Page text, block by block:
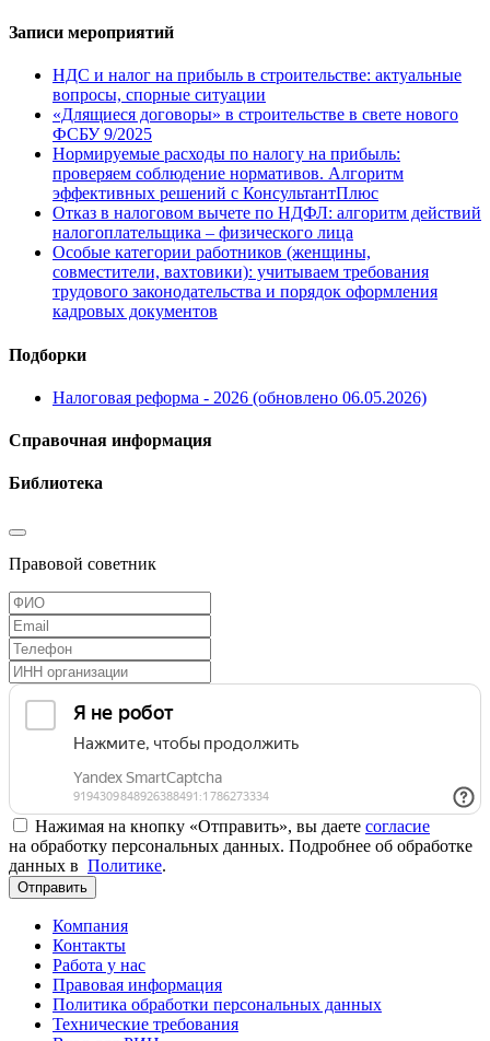
Записи мероприятий
НДС и налог на прибыль в строительстве: актуальные
вопросы, спорные ситуации
«Длящиеся договоры» в строительстве в свете нового
ФСБУ 9/2025
Нормируемые расходы по налогу на прибыль:
проверяем соблюдение нормативов. Алгоритм
эффективных решений с КонсультантПлюс
Отказ в налоговом вычете по НДФЛ: алгоритм действий
налогоплательщика – физического лица
Особые категории работников (женщины,
совместители, вахтовики): учитываем требования
трудового законодательства и порядок оформления
кадровых документов
Подборки
Налоговая реформа - 2026 (обновлено 06.05.2026)
Справочная информация
Библиотека
Правовой советник
Нажимая на кнопку «Отправить», вы даете согласие
на обработку персональных данных. Подробнее об обработке
данных в Политике.
Отправить
Компания
Контакты
Работа у нас
Правовая информация
Политика обработки персональных данных
Технические требования